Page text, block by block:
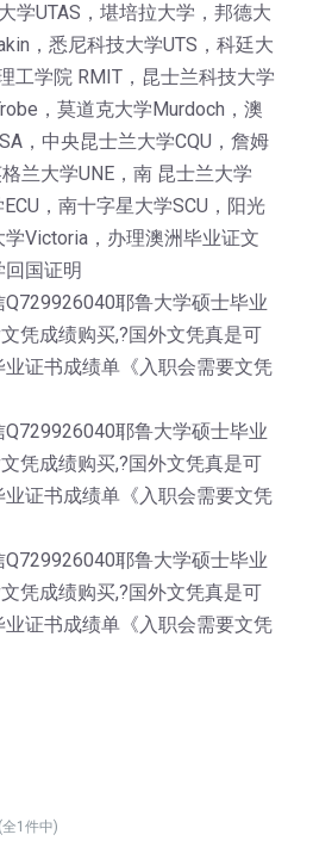
学UTAS，堪培拉大学，邦德大
，悉尼科技大学UTS，科廷大
工学院 RMIT，昆士兰科技大学
，莫道克大学Murdoch，澳
，中央昆士兰大学CQU，詹姆
兰大学UNE，南 昆士兰大学
，南十字星大学SCU，阳光
Victoria，办理澳洲毕业证文
国证明
Q729926040耶鲁大学硕士毕业
凭成绩购买,?国外文凭真是可
证书成绩单《入职会需要文凭
Q729926040耶鲁大学硕士毕业
凭成绩购买,?国外文凭真是可
证书成绩单《入职会需要文凭
Q729926040耶鲁大学硕士毕业
凭成绩购买,?国外文凭真是可
证书成绩单《入职会需要文凭
1件中)